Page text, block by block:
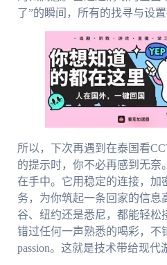
了”的瞬间，所有的找寻与设置
所以，下次再遇到在泰国看
的提示时，你不必再感到无奈
在手中。它用稳定的连接，加
务，为你筑起一条回家的信息
谷、纽约还是悉尼，都能轻松
错过任何一声熟悉的喝彩，不
passion。这就是技术带给现代